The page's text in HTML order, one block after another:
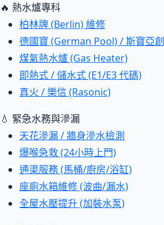
🔥 熱水爐專科
柏林牌 (Berlin) 維修
德國寶 (German Pool) / 斯寶亞創
煤氣熱水爐 (Gas Heater)
即熱式 / 儲水式 (E1/E3 代碼)
真火 / 樂信 (Rasonic)
💧 緊急水務與滲漏
天花滲漏 / 牆身滲水檢測
爆喉急救 (24小時上門)
通渠服務 (馬桶/廚房/浴缸)
座廁水箱維修 (波曲/漏水)
全屋水壓提升 (加裝水泵)